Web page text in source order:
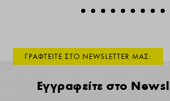
ΓΡΑΦΤΕΙΤΕ ΣΤΟ NEWSLETTER ΜΑΣ:
Εγγραφείτε στο